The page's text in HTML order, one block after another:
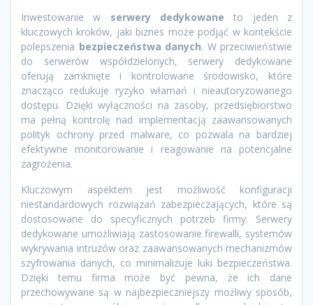
Inwestowanie w serwery dedykowane to jeden z
kluczowych kroków, jaki biznes może podjąć w kontekście
polepszenia bezpieczeństwa danych. W przeciwieństwie
do serwerów współdzielonych, serwery dedykowane
oferują zamknięte i kontrolowane środowisko, które
znacząco redukuje ryzyko włamań i nieautoryzowanego
dostępu. Dzięki wyłączności na zasoby, przedsiębiorstwo
ma pełną kontrolę nad implementacją zaawansowanych
polityk ochrony przed malware, co pozwala na bardziej
efektywne monitorowanie i reagowanie na potencjalne
zagrożenia.
Kluczowym aspektem jest możliwość konfiguracji
niestandardowych rozwiązań zabezpieczających, które są
dostosowane do specyficznych potrzeb firmy. Serwery
dedykowane umożliwiają zastosowanie firewalli, systemów
wykrywania intruzów oraz zaawansowanych mechanizmów
szyfrowania danych, co minimalizuje luki bezpieczeństwa.
Dzięki temu firma może być pewna, że ich dane
przechowywane są w najbezpieczniejszy możliwy sposób,